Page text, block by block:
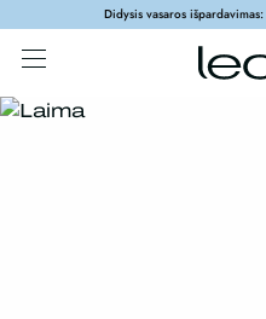
Didysis vasaros išpardavimas: